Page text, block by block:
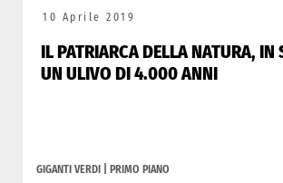
10 Aprile 2019
IL PATRIARCA DELLA NATURA, IN
UN ULIVO DI 4.000 ANNI
GIGANTI VERDI PRIMO PIANO